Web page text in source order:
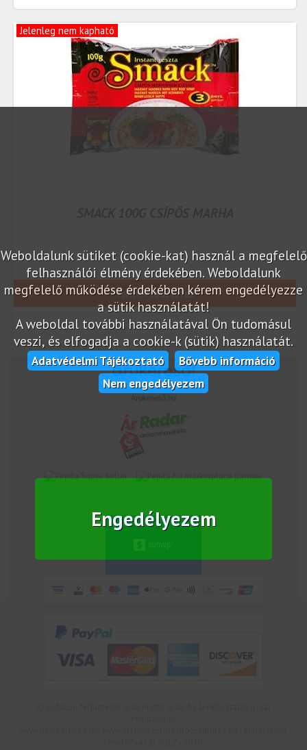
Jelenleg nem kapható
Termék részletek
Weboldalunk sütiket (cookie-kat) használ a megfelelő
felhasználói élmény érdekében. Weboldalunk
megfelelő működése érdekében kérem engedélyezze
a sütik használatát!
A weboldal további használatával Ön tudomásul
veszi, és elfogadja a cookie-k (sütik) használatát.
Adatvédelmi Tájékoztató
Bővebb információ
Nem engedélyezem
Engedélyezem
marketplace partner